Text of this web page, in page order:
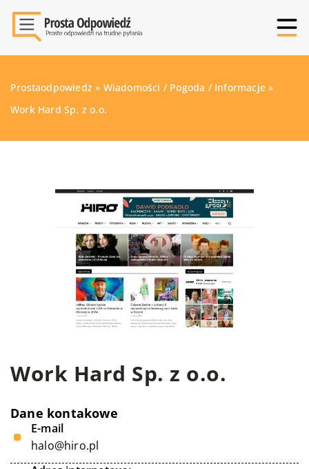
Prostaodpowiedz » Wiadomości / Pogoda / Informacje »
Work Hard Sp. z o.o.
Work Hard Sp. z o.o.
Dane kontakowe
E-mail
halo@hiro.pl